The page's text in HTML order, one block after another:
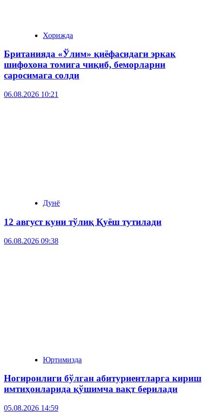
Хорижда
Британияда «Ўлим» қиёфасидаги эркак
шифохона томига чиқиб, беморларни
саросимага солди
06.08.2026 10:21
Дунё
12 август куни тўлиқ Қуёш тутилади
06.08.2026 09:38
Юртимизда
Ногиронлиги бўлган абитуриентларга кириш
имтиҳонларида қўшимча вақт берилади
05.08.2026 14:59